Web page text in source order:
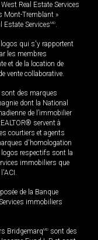
West Real Estate Services
Mont-Tremblant »
Estate ServicesMD.
qui s'y rapportent
les membres
et de la location de
vente collaborative.
sont des marques
dont la National
de l’immobilier
servent à
courtiers et agents
d'homologation
respectifs sont la
immobiliers que
de la Banque
immobiliers
BridgemarqMD sont des